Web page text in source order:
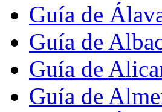
Guía de
Guía de
Guía de
Guía de